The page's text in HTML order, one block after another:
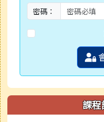
密碼：
課程